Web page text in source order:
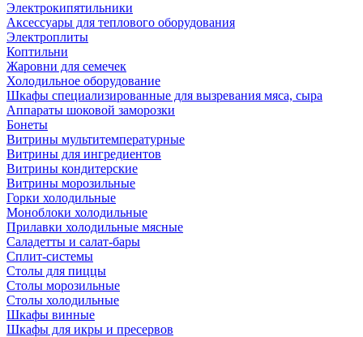
Электрокипятильники
Аксессуары для теплового оборудования
Электроплиты
Коптильни
Жаровни для семечек
Холодильное оборудование
Шкафы специализированные для вызревания мяса, сыра
Аппараты шоковой заморозки
Бонеты
Витрины мультитемпературные
Витрины для ингредиентов
Витрины кондитерские
Витрины морозильные
Горки холодильные
Моноблоки холодильные
Прилавки холодильные мясные
Саладетты и салат-бары
Сплит-системы
Столы для пиццы
Столы морозильные
Столы холодильные
Шкафы винные
Шкафы для икры и пресервов